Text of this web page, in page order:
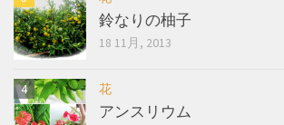
鈴なりの柚子
18 11月, 2013
花
アンスリウム